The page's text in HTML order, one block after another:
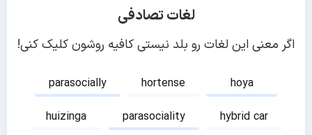
لغات تصادفی
اگر معنی این لغات رو بلد نیستی کافیه روشون کلیک کنی!
parasocially hortense
hoya
huizinga
parasociality
hybrid car